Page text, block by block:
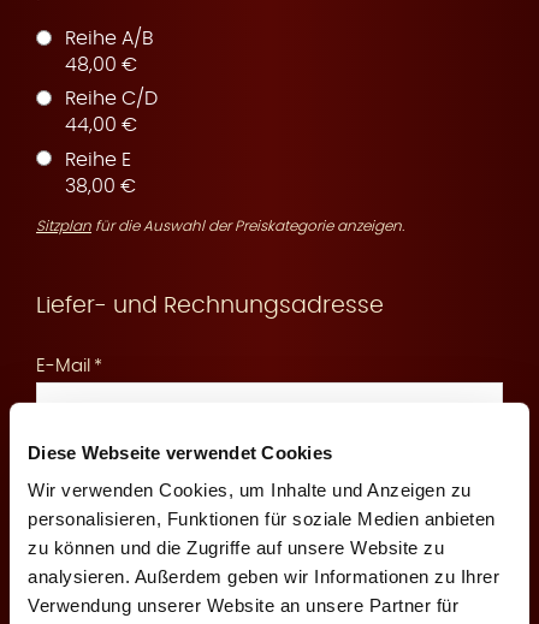
Diese Webseite verwendet Cookies
Wir verwenden Cookies, um Inhalte und Anzeigen zu
personalisieren, Funktionen für soziale Medien anbieten
zu können und die Zugriffe auf unsere Website zu
analysieren. Außerdem geben wir Informationen zu Ihrer
Verwendung unserer Website an unsere Partner für
e
v
Reihe A/B
48,00 €
Reihe C/D
44,00 €
Reihe E
38,00 €
Sitzplan für die Auswahl der Preiskategorie anzeigen.
Liefer- und Rechnungsadresse
E-Mail
An diese E-Mail senden wir Ihnen die Reservierungsbestätigung
Mobilfunknummer